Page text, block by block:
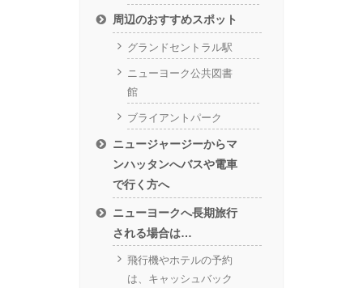
周辺のおすすめスポット
グランドセントラル駅
ニューヨーク公共図書
館
ブライアントパーク
ニュージャージーからマ
ンハッタンへバスや電車
で行く方へ
ニューヨークへ長期旅行
される場合は…
飛行機やホテルの予約
は、キャッシュバック